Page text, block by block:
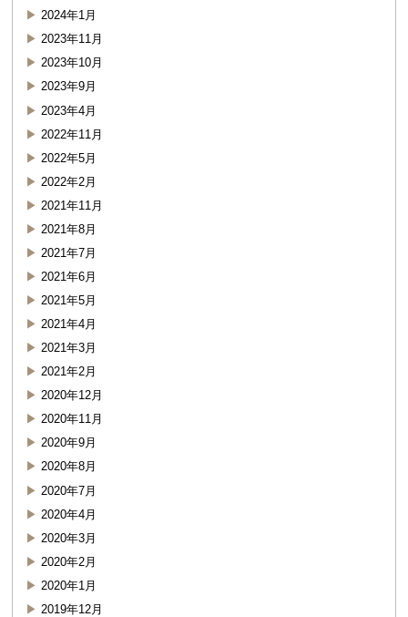
2024年1月
2023年11月
2023年10月
2023年9月
2023年4月
2022年11月
2022年5月
2022年2月
2021年11月
2021年8月
2021年7月
2021年6月
2021年5月
2021年4月
2021年3月
2021年2月
2020年12月
2020年11月
2020年9月
2020年8月
2020年7月
2020年4月
2020年3月
2020年2月
2020年1月
2019年12月